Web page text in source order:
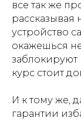
все так же
рассказывая
устройство
окажешься
заблокируют
курс стоит
И к тому же,
гарантии